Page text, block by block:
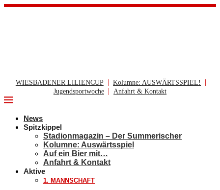
WIESBADENER LILIENCUP | Kolumne: AUSWÄRTSSPIEL! |
Jugendsportwoche | Anfahrt & Kontakt
News
Spitzkippel
Stadionmagazin – Der Summerischer
Kolumne: Auswärtsspiel
Auf ein Bier mit…
Anfahrt & Kontakt
Aktive
1. MANNSCHAFT